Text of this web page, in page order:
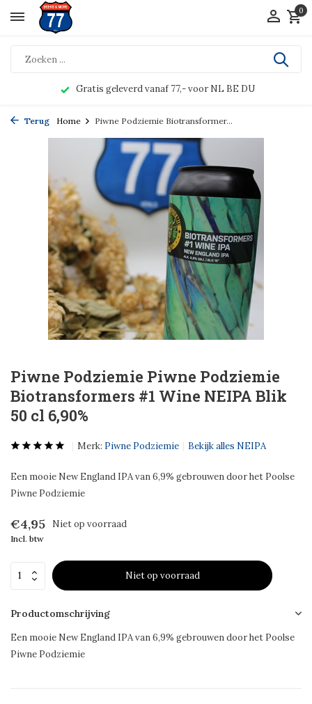
0
Gratis geleverd vanaf 77,- voor NL BE DU
Terug Home Piwne Podziemie Biotransformer...
Piwne Podziemie Piwne Podziemie
Biotransformers #1 Wine NEIPA Blik
50 cl 6,90%
Merk: Piwne Podziemie Bekijk alles NEIPA
Een mooie New England IPA van 6,9% gebrouwen door het Poolse
Piwne Podziemie
€4,95 Niet op voorraad
Incl. btw
Niet op voorraad
Productomschrijving
Een mooie New England IPA van 6,9% gebrouwen door het Poolse
Piwne Podziemie